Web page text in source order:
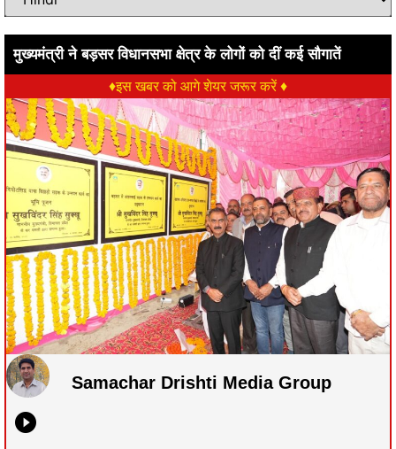
मुख्यमंत्री ने बड़सर विधानसभा क्षेत्र के लोगों को दीं कई सौगातें
♦इस खबर को आगे शेयर जरूर करें ♦
Samachar Drishti Media Group